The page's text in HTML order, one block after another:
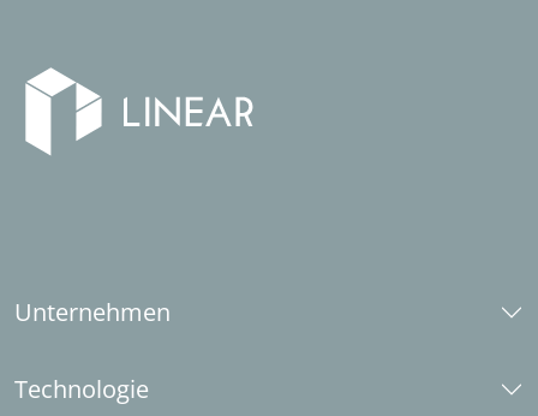
Unternehmen
Karriere
Technologie